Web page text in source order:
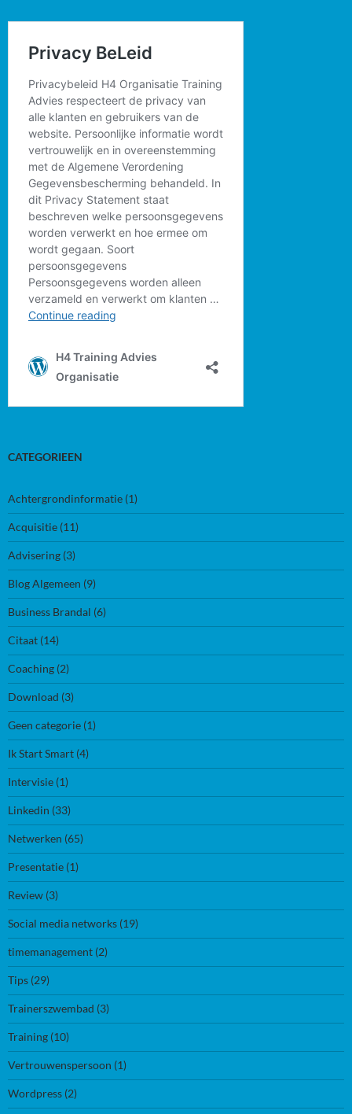
CATEGORIEEN
Achtergrondinformatie (1)
Acquisitie (11)
Advisering (3)
Blog Algemeen (9)
Business Brandal (6)
Citaat (14)
Coaching (2)
Download (3)
Geen categorie (1)
Ik Start Smart (4)
Intervisie (1)
Linkedin (33)
Netwerken (65)
Presentatie (1)
Review (3)
Social media networks (19)
timemanagement (2)
Tips (29)
Trainerszwembad (3)
Training (10)
Vertrouwenspersoon (1)
Wordpress (2)